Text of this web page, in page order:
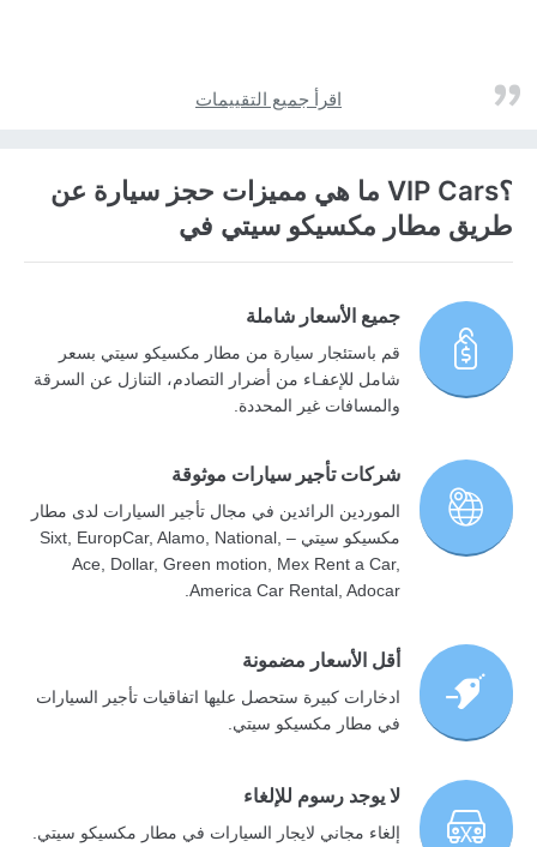
اقرأ جميع التقييمات
؟VIP Cars ما هي مميزات حجز سيارة عن
طريق مطار مكسيكو سيتي في
جميع الأسعار شاملة
قم باستئجار سيارة من مطار مكسيكو سيتي بسعر
شامل للإعفـاء من أضرار التصادم، التنازل عن السرقة
والمسافات غير المحددة.
شركات تأجير سيارات موثوقة
الموردين الرائدين في مجال تأجير السيارات لدى مطار
مكسيكو سيتي – Sixt, EuropCar, Alamo, National,
Ace, Dollar, Green motion, Mex Rent a Car,
America Car Rental, Adocar.
أقل الأسعار مضمونة
ادخارات كبيرة ستحصل عليها اتفاقيات تأجير السيارات
في مطار مكسيكو سيتي.
لا يوجد رسوم للإلغاء
إلغاء مجاني لايجار السيارات في مطار مكسيكو سيتي.